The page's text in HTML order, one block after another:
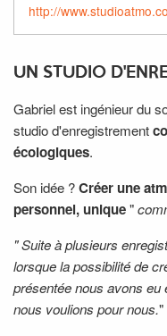
http://
UN STUDIO
Gabriel est ingénieur du
studio d'enregistrement
écologiques.
Son idée ?Créer une
personnel, unique"
" Suite à plusieurs
lorsque la possibilité de
présentée nous avons
nous voulions pour nous."